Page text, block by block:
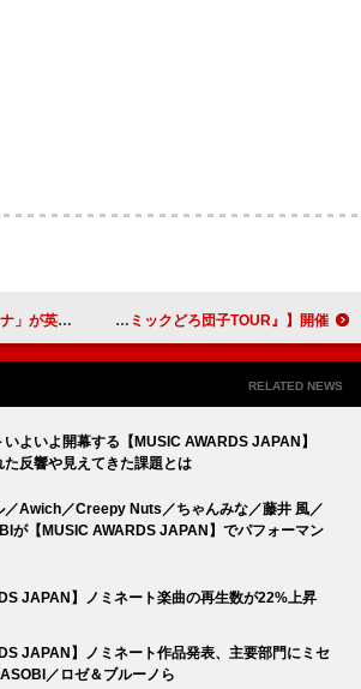
ジナルのオマージュ ずっと真夜中でいいのに。、ホールツアー【平日プレミアム『コズミックどろ団子TOUR』】開催
RELATED NEWS
いよいよ開幕する【MUSIC AWARDS JAPAN】
反響や見えてきた課題とは
／Awich／Creepy Nuts／ちゃんみな／藤井 風／
が【MUSIC AWARDS JAPAN】でパフォーマン
JAPAN】ノミネート楽曲の再生数が22%上昇
JAPAN】ノミネート作品発表、主要部門にミセ
／ロゼ＆ブルーノら